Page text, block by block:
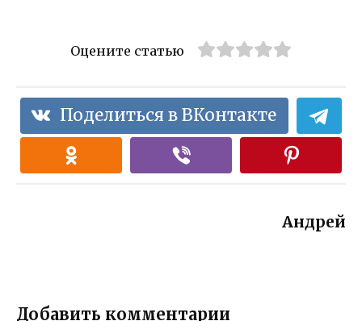
Оцените статью
Поделиться в ВКонтакте
Андрей
Добавить комментарии